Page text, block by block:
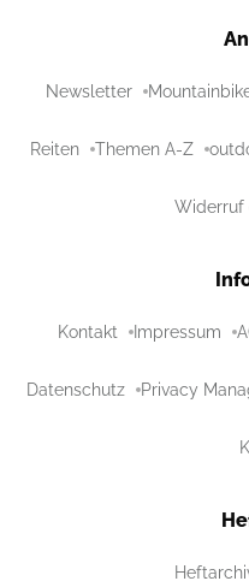
Newsletter
Reiten Themen A-Z
Widerruf
Kontakt Impressum
Datenschutz Privacy